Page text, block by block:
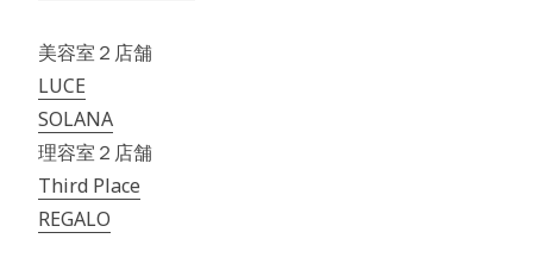
美容室２店舗
LUCE
SOLANA
理容室２店舗
Third Place
REGALO